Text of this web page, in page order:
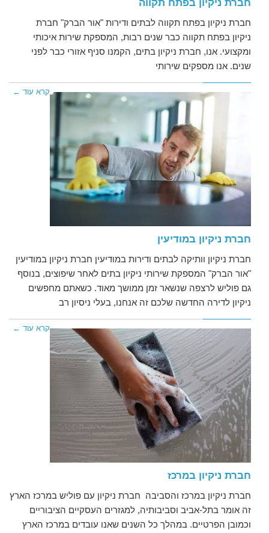
חברת ניקיון בפתח תקווה
חברת ניקיון בפתח תקווה לבתים ודירות "אור הברק" חברת
ניקיון בפתח תקווה כבר שנים רבות, המספקת שירות איכותי
ומקצועי. אנו, חברת ניקיון בתים, הקמנו סניף אזורי כבר לפני
שנים. אנו מספקים שירותי
קרא עוד ←
חברת ניקיון במודיעין
חברת ניקיון וותיקה לבתים ודירות במודיעין חברת ניקיון במודיעין
"אור הברק" המספקת שירותי ניקיון בתים לאחר שיפוצים, בנוסף
גם פוליש לרצפה שנשאר זמן ממושך מאוד. כשאתם מחפשים
ניקיון לדירה החדשה שלכם זה אנחנו, בעלי ניסיון רב
קרא עוד ←
חברת ניקיון במרכז
חברת ניקיון במרכז והסביבה חברת ניקיון עם פוליש במרכז הארץ
זה אומר בתל-אביב וסביבותיה, למגזרים העסקיים הציבוריים
וכמובן הפרטיים. במהלך כל השנים שאנו עובדים במרכז הארץ